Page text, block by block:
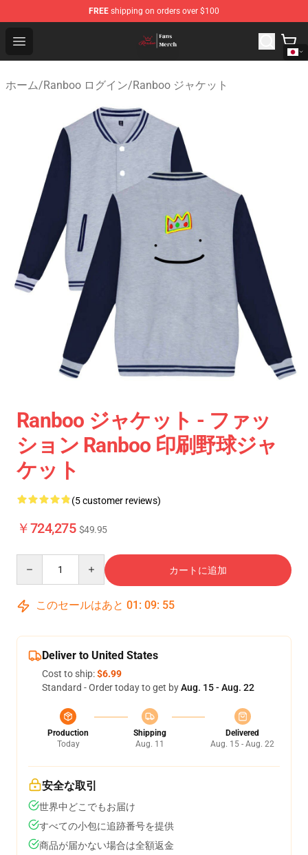
FREE shipping on orders over $100
Open menu
Ranboo Shop - Official Ranboo Merchandise Store
ホーム/Ranboo ログイン/Ranboo ジャケット
Ranboo ジャケット - ファッ
ション Ranboo 印刷野球ジャ
ケット
(5 customer reviews)
￥724,275 $49.95
カートに追加
このセールはあと 01 : 09: 55
Deliver to United States
Cost to ship:$6.99
Standard - Order today to get byAug. 15 - Aug. 22
Production
Today
Shipping
Aug. 11
Delivered
Aug. 15 - Aug. 22
安全な取引
世界中どこでもお届け
すべての小包に追跡番号を提供
商品が届かない場合は全額返金